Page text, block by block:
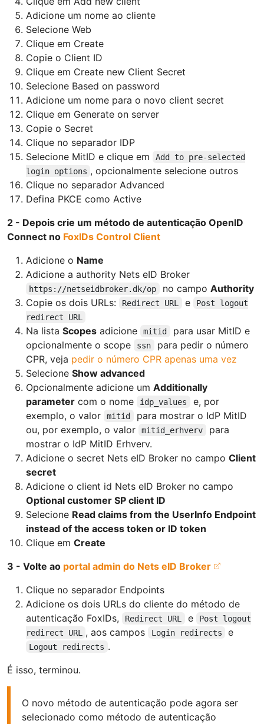
Adicione um nome ao cliente
Selecione Web
Clique em Create
Copie o Client ID
Clique em Create new Client Secret
Selecione Based on password
Adicione um nome para o novo client secret
Clique em Generate on server
Copie o Secret
Clique no separador IDP
Selecione MitID e clique em
Add to pre-selected
login options , opcionalmente selecione outros
Clique no separador Advanced
Defina PKCE como Active
2 - Depois crie um método de autenticação OpenID
Connect no FoxIDs Control Client
Adicione o Name
Adicione a authority Nets eID Broker
https://netseidbroker.dk/op no campo Authority
Copie os dois URLs:
Redirect URL e
Post logout
redirect URL
Na lista Scopes adicione mitid
para usar MitID e
opcionalmente o scope
ssn
para pedir o número
CPR, veja pedir o número CPR apenas uma vez
Selecione Show advanced
Opcionalmente adicione um Additionally
parameter com o nome idp_values
e, por
exemplo, o valor
mitid
para mostrar o IdP MitID
ou, por exemplo, o valor
mitid_erhverv
para
mostrar o IdP MitID Erhverv.
Adicione o secret Nets eID Broker no campo Client
secret
Adicione o client id Nets eID Broker no campo
Optional customer SP client ID
Selecione Read claims from the UserInfo Endpoint
instead of the access token or ID token
Clique em Create
3 - Volte ao portal admin do Nets eID Broker
Clique no separador Endpoints
Adicione os dois URLs do cliente do método de
autenticação FoxIDs,
Redirect URL e
Post logout
redirect URL
, aos campos Login redirects e
Logout redirects .
É isso, terminou.
O novo método de autenticação pode agora ser
selecionado como método de autenticação